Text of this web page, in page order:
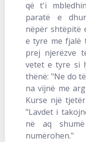
që t'i
paratë e
nëpër shtëpitë
e tyre me fjalë
prej njerëzve
vetet e tyre si
thënë: "Ne do
na vijnë me
Kurse një
"Lavdet i
në aq
numërohen."